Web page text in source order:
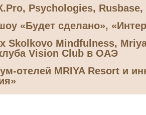
отелей MRIYA Resort и
Skolkovo Mindfulness,
Vision Club в ОАЭ
«Будет сделано»,
Psychologies, Rusbase,